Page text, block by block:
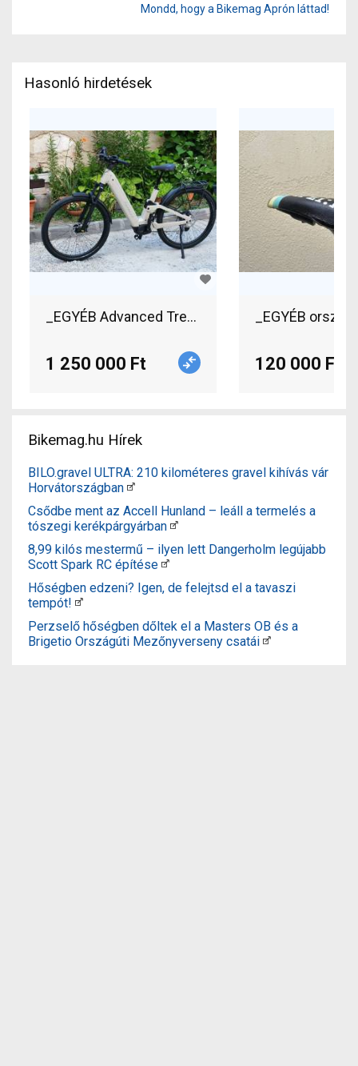
Mondd, hogy a Bikemag Aprón láttad!
Hasonló hirdetések
_EGYÉB Advanced Trekking Pro FS Wave
1 250 000 Ft
_EGYÉB
120 000 Ft
Bikemag.hu Hírek
BILO.gravel ULTRA: 210 kilométeres gravel kihívás vár
Horvátországban
Csődbe ment az Accell Hunland – leáll a termelés a
tószegi kerékpárgyárban
8,99 kilós mestermű – ilyen lett Dangerholm legújabb
Scott Spark RC építése
Hőségben edzeni? Igen, de felejtsd el a tavaszi
tempót!
Perzselő hőségben dőltek el a Masters OB és a
Brigetio Országúti Mezőnyverseny csatái